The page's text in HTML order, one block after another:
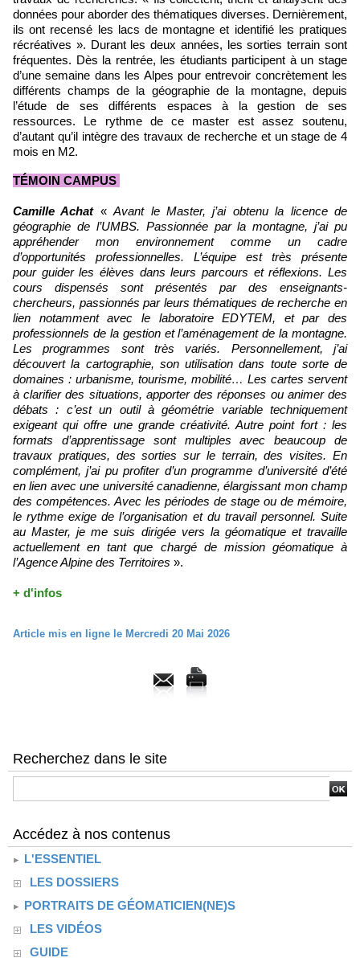
données pour aborder des thématiques diverses. Dernièrement,
ils ont recensé les lacs de montagne et identifié les pratiques
récréatives ». Durant les deux années, les sorties terrain sont
fréquentes. Dès la rentrée, les étudiants participent à un stage
d’une semaine dans les Alpes pour entrevoir concrètement les
différents champs de la géographie de la montagne, depuis
l’étude de ses différents espaces à la gestion de ses
ressources. Le rythme de ce master est assez soutenu,
d’autant qu’il intègre des travaux de recherche et un stage de 4
mois en M2.
TÉMOIN CAMPUS
Camille Achat«Avant le Master, j’ai obtenu la licence de
géographie de l’UMBS. Passionnée par la montagne, j’ai pu
appréhender mon environnement comme un cadre
d’opportunités professionnelles. L’équipe est très présente
pour guider les élèves dans leurs parcours et réflexions. Les
cours dispensés sont présentés par des enseignants-
chercheurs, passionnés par leursthématiques de recherche en
lien notamment avec le laboratoire EDYTEM, et par des
professionnels de la gestion et l’aménagement de la montagne.
Lesprogrammes sont très variés. Personnellement, j’ai
découvert la cartographie, son utilisationdans toute sorte de
domaines : urbanisme, tourisme, mobilité… Les cartes servent
à clarifierdes situations, apporter des réponses ou animer des
débats : c’est un outil à géométrie variable techniquement
exigeant qui offre une grande créativité. Autre point fort : les
formats d’apprentissage sont multiples avec beaucoup de
travaux pratiques, des sorties sur le terrain,des visites. En
complément, j’ai pu profiter d’un programme d’université d’été
en lien avec une université canadienne, élargissant mon champ
des compétences. Avec les périodes de stage ou de mémoire,
le rythme exige de l’organisation et du travail personnel. Suite
au Master, jeme suis dirigée vers la géomatique et travaille
actuellement en tant que chargé de mission géomatique à
l’Agence Alpine des Territoires ».
+ d'infos
Article mis en ligne le Mercredi 20 Mai 2026
Recherchez dans le site
Accédez à nos contenus
L'ESSENTIEL
LES DOSSIERS
PORTRAITS DE GÉOMATICIEN(NE)S
LES VIDÉOS
GUIDE